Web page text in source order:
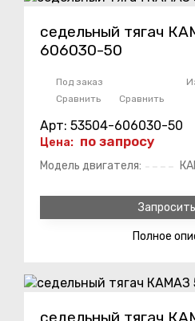
седельный тягач
606030-50
Под заказ
Сравнить
Сравнить
Арт: 53504-606030-50
Цена: по запросу
Модель двигателя:
Полное